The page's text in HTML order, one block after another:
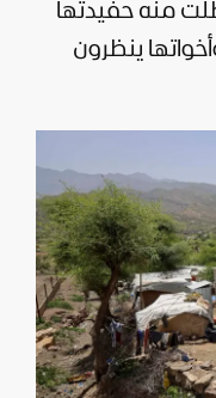
منه حفيدتها
ينظرون